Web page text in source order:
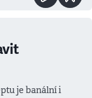
je banální i